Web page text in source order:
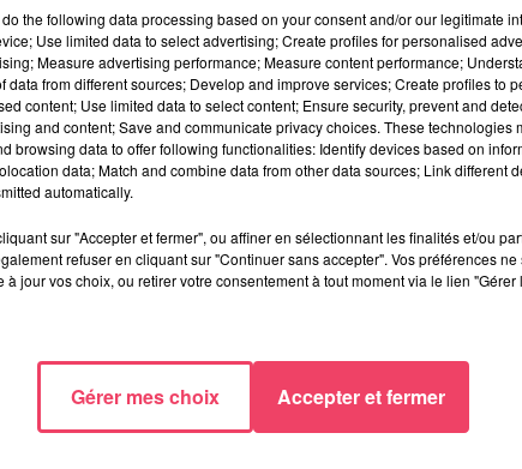
s'est abattue sur le clocher de l'édifice religieux de la
aucun blessé.
do the following data processing based on your consent and/or our legitimate
Use limited data to select advertising; Create profiles for personalised
Measure advertising performance; Measure content performance;
data from different sources; Develop and improve services; Create profiles to
content; Use limited data to select content; Ensure security, prevent and
and content; Save and communicate privacy choices. These technologies
browsing data to offer following functionalities: Identify devices based on
data; Match and combine data from other data sources; Link different
automatically.
sur "Accepter et fermer", ou affiner en sélectionnant les finalités et/ou
refuser en cliquant sur "Continuer sans accepter". Vos préférences
à jour vos choix, ou retirer votre consentement à tout moment via le lien
Gérer mes choix Accepter et fermer